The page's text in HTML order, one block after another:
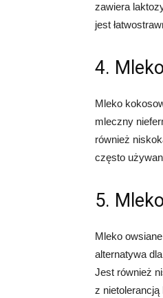
zawiera
jest
4.
Mleko
mleczny
również
często
5.
Mleko
alternatywa
Jest również
z nietolerancją